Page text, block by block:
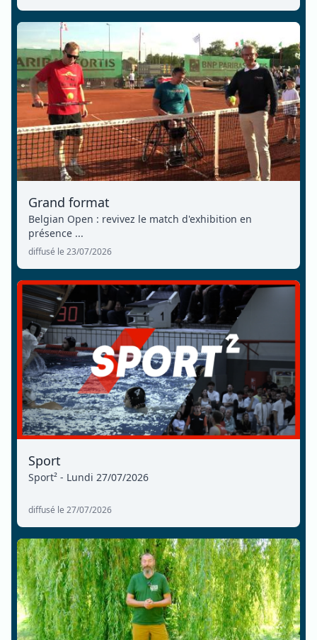
Grand format
Belgian Open : revivez le match d'exhibition en
présence ...
diffusé le 23/07/2026
Sport
Sport² - Lundi 27/07/2026
diffusé le 27/07/2026